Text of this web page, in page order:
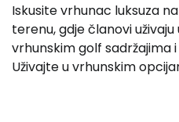
Iskusite vrhunac luksuza
terenu, gdje članovi
vrhunskim golf sadržajima
Uživajte u vrhunskim